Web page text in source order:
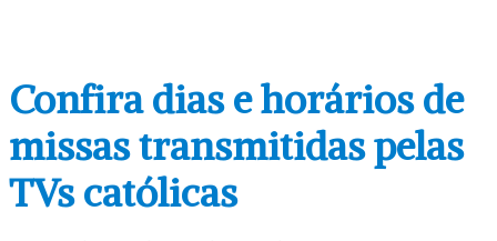
Confira dias e horários de
missas transmitidas pelas
TVs católicas